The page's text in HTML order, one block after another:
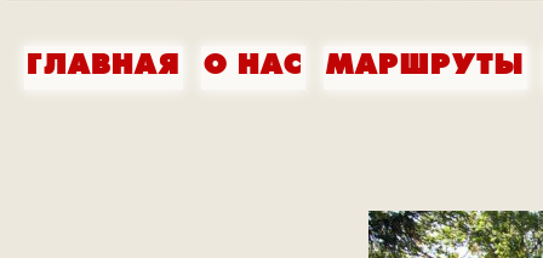
ГЛАВНАЯ О НАС МАРШРУТЫ